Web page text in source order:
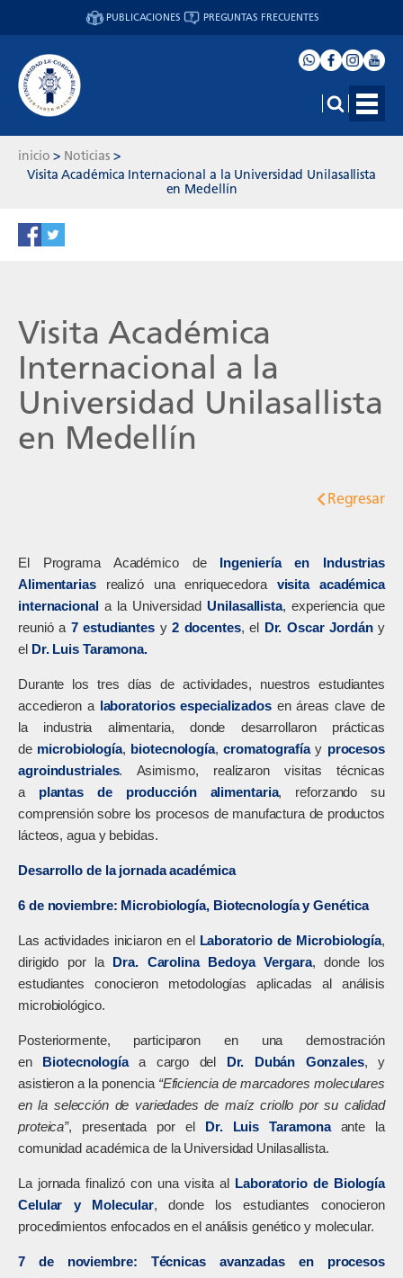
PUBLICACIONES PREGUNTAS FRECUENTES
inicio > Noticias >
Visita Académica Internacional a la Universidad Unilasallista
en Medellín
Visita Académica
Internacional a la
Universidad Unilasallista
en Medellín
Regresar
El Programa Académico de Ingeniería en Industrias
Alimentariasrealizó una enriquecedora visita académica
internacionala la Universidad Unilasallista, experiencia que
reunió a 7 estudiantesy2 docentes, el Dr. Oscar Jordány
el Dr. Luis Taramona.
Durante los tres días de actividades, nuestros estudiantes
accedieron a laboratorios especializadosen áreas clave de
la industria alimentaria, donde desarrollaron prácticas
de microbiología, biotecnología,cromatografíay procesos
agroindustriales. Asimismo, realizaron visitas técnicas
a plantas de producción alimentaria, reforzando su
comprensión sobre los procesos de manufactura de productos
lácteos, agua y bebidas.
Desarrollo de la jornada académica
6 de noviembre: Microbiología, Biotecnología y Genética
Las actividades iniciaron en el Laboratorio de Microbiología,
dirigido por la Dra. Carolina Bedoya Vergara, donde los
estudiantes conocieron metodologías aplicadas al análisis
microbiológico.
Posteriormente, participaron en una demostración
en Biotecnologíaa cargo del Dr. Dubán Gonzales, y
asistieron a la ponencia “Eficiencia de marcadores moleculares
en la selección de variedades de maíz criollo por su calidad
proteica”, presentada por el Dr. Luis Taramonaante la
comunidad académica de la Universidad Unilasallista.
La jornada finalizó con una visita al Laboratorio de Biología
Celular y Molecular, donde los estudiantes conocieron
procedimientos enfocados en el análisis genético y molecular.
7 de noviembre: Técnicas avanzadas en procesos